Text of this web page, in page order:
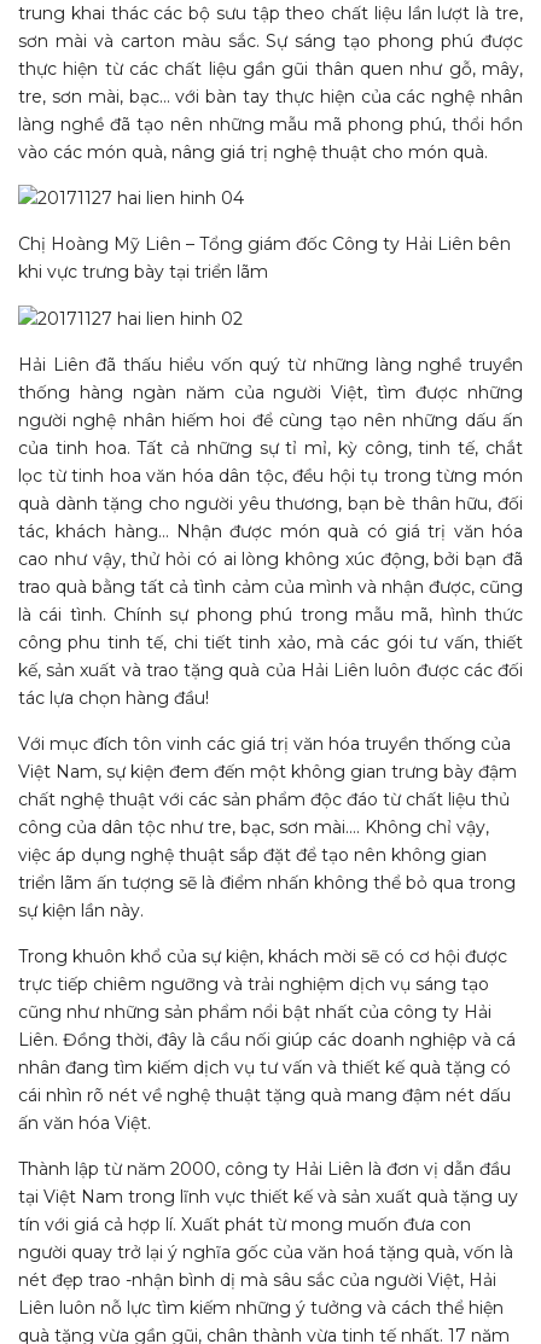
trung khai thác các bộ sưu tập theo chất liệu lần lượt là tre,
sơn mài và carton màu sắc. Sự sáng tạo phong phú được
thực hiện từ các chất liệu gần gũi thân quen như gỗ, mây,
tre, sơn mài, bạc… với bàn tay thực hiện của các nghệ nhân
làng nghề đã tạo nên những mẫu mã phong phú, thổi hồn
vào các món quà, nâng giá trị nghệ thuật cho món quà.
Chị Hoàng Mỹ Liên – Tổng giám đốc Công ty Hải Liên bên
khi vực trưng bày tại triển lãm
Hải Liên đã thấu hiểu vốn quý từ những làng nghề truyền
thống hàng ngàn năm của người Việt, tìm được những
người nghệ nhân hiếm hoi để cùng tạo nên những dấu ấn
của tinh hoa. Tất cả những sự tỉ mỉ, kỳ công, tinh tế, chắt
lọc từ tinh hoa văn hóa dân tộc, đều hội tụ trong từng món
quà dành tặng cho người yêu thương, bạn bè thân hữu, đối
tác, khách hàng… Nhận được món quà có giá trị văn hóa
cao như vậy, thử hỏi có ai lòng không xúc động, bởi bạn đã
trao quà bằng tất cả tình cảm của mình và nhận được, cũng
là cái tình. Chính sự phong phú trong mẫu mã, hình thức
công phu tinh tế, chi tiết tinh xảo, mà các gói tư vấn, thiết
kế, sản xuất và trao tặng quà của Hải Liên luôn được các đối
tác lựa chọn hàng đầu!
Với mục đích tôn vinh các giá trị văn hóa truyền thống của
Việt Nam, sự kiện đem đến một không gian trưng bày đậm
chất nghệ thuật với các sản phẩm độc đáo từ chất liệu thủ
công của dân tộc như tre, bạc, sơn mài…. Không chỉ vậy,
việc áp dụng nghệ thuật sắp đặt để tạo nên không gian
triển lãm ấn tượng sẽ là điểm nhấn không thể bỏ qua trong
sự kiện lần này.
Trong khuôn khổ của sự kiện, khách mời sẽ có cơ hội được
trực tiếp chiêm ngưỡng và trải nghiệm dịch vụ sáng tạo
cũng như những sản phẩm nổi bật nhất của công ty Hải
Liên. Đồng thời, đây là cầu nối giúp các doanh nghiệp và cá
nhân đang tìm kiếm dịch vụ tư vấn và thiết kế quà tặng có
cái nhìn rõ nét về nghệ thuật tặng quà mang đậm nét dấu
ấn văn hóa Việt.
Thành lập từ năm 2000, công ty Hải Liên là đơn vị dẫn đầu
tại Việt Nam trong lĩnh vực thiết kế và sản xuất quà tặng uy
tín với giá cả hợp lí. Xuất phát từ mong muốn đưa con
người quay trở lại ý nghĩa gốc của văn hoá tặng quà, vốn là
nét đẹp trao -nhận bình dị mà sâu sắc của người Việt, Hải
Liên luôn nỗ lực tìm kiếm những ý tưởng và cách thể hiện
quà tặng vừa gần gũi, chân thành vừa tinh tế nhất. 17 năm